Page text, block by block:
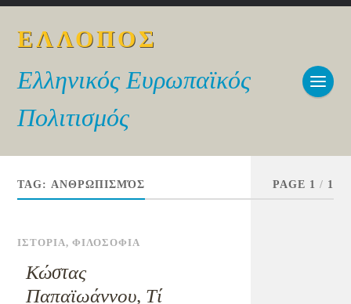
ΕΛΛΟΠΟΣ
Ελληνικός Ευρωπαϊκός
Πολιτισμός
TAG:ΑΝΘΡΩΠΙΣΜΌΣ PAGE 1 / 1
ΙΣΤΟΡΙΑ,ΦΙΛΟΣΟΦΙΑ
Κώστας
Παπαϊωάννου, Τί